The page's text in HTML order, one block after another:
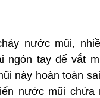
nước mũi,
ngón tay để vắt
này hoàn toàn
nước mũi chứa